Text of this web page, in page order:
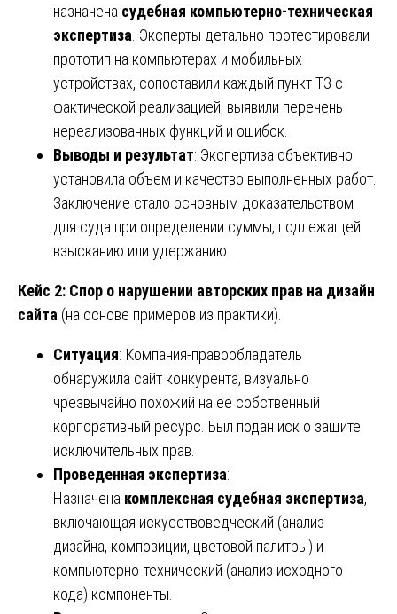
назначена судебная компьютерно-техническая
экспертиза . Эксперты детально протестировали
прототип на компьютерах и мобильных
устройствах, сопоставили каждый пункт ТЗ с
фактической реализацией, выявили перечень
нереализованных функций и ошибок.
Выводы и результат: Экспертиза объективно
установила объем и качество выполненных работ.
Заключение стало основным доказательством
для суда при определении суммы, подлежащей
взысканию или удержанию.
Кейс 2: Спор о нарушении авторских прав на дизайн
сайта (на основе примеров из практики).
Ситуация: Компания-правообладатель
обнаружила сайт конкурента, визуально
чрезвычайно похожий на ее собственный
корпоративный ресурс. Был подан иск о защите
исключительных прав.
Проведенная экспертиза:
Назначена комплексная судебная экспертиза,
включающая искусствоведческий (анализ
дизайна, композиции, цветовой палитры) и
компьютерно-технический (анализ исходного
кода) компоненты.